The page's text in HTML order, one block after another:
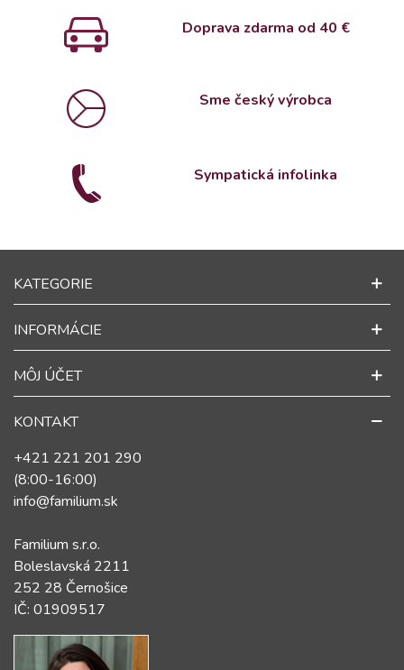
Doprava zdarma od 40 €
Sme český výrobca
Sympatická infolinka
KATEGORIE
INFORMÁCIE
MÔJ ÚČET
KONTAKT
+421 221 201 290
(8:00-16:00)
info@familium.sk
Familium s.r.o.
Boleslavská 2211
252 28 Černošice
IČ: 01909517